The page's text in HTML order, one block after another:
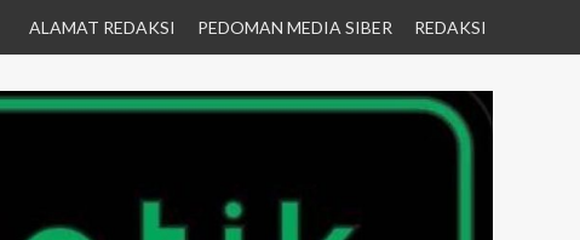
ALAMAT REDAKSI PEDOMAN MEDIA SIBER REDAKSI